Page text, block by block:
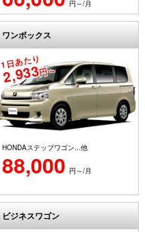
円～/月
ワンボックス
HONDAステップワゴン...他
88,000 円～/月
1日あたり
2,933円～
ビジネスワゴン